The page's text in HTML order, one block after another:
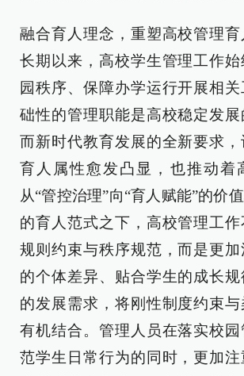
融合育人理念，重塑高校管理育
长期以来，高校学生管理工作
园秩序、保障办学运行开展相
础性的管理职能是高校稳定发展
而新时代教育发展的全新要求
育人属性愈发凸显，也推动着
从“管控治理”向“育人赋能”的价
的育人范式之下，高校管理工作
规则约束与秩序规范，而是更
的个体差异、贴合学生的成长
的发展需求，将刚性制度约束
有机结合。管理人员在落实校
范学生日常行为的同时，更加